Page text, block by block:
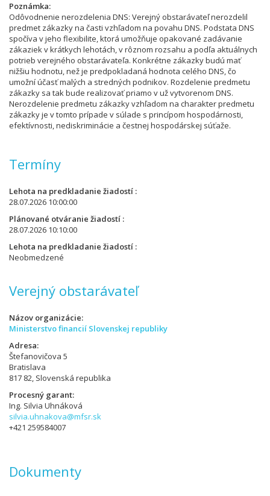
Poznámka
Odôvodnenie nerozdelenia DNS: Verejný obstarávateľ nerozdelil
predmet zákazky na časti vzhľadom na povahu DNS. Podstata DNS
spočíva v jeho flexibilite, ktorá umožňuje opakované zadávanie
zákaziek v krátkych lehotách, v rôznom rozsahu a podľa aktuálnych
potrieb verejného obstarávateľa. Konkrétne zákazky budú mať
nižšiu hodnotu, než je predpokladaná hodnota celého DNS, čo
umožní účasť malých a stredných podnikov. Rozdelenie predmetu
zákazky sa tak bude realizovať priamo v už vytvorenom DNS.
Nerozdelenie predmetu zákazky vzhľadom na charakter predmetu
zákazky je v tomto prípade v súlade s princípom hospodárnosti,
efektívnosti, nediskriminácie a čestnej hospodárskej súťaže.
Termíny
Lehota na predkladanie žiadostí
28.07.2026 10:00:00
Plánované otváranie žiadostí
28.07.2026 10:10:00
Lehota na predkladanie žiadostí
Neobmedzené
Verejný obstarávateľ
Názov organizácie
Ministerstvo financií Slovenskej republiky
Adresa
Štefanovičova 5
Bratislava
817 82, Slovenská republika
Procesný garant
Ing. Silvia Uhnáková
silvia.uhnakova@mfsr.sk
+421 259584007
Dokumenty